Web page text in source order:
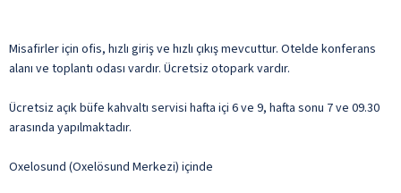
Misafirler için ofis, hızlı giriş ve hızlı çıkış mevcuttur. Otelde konferans
alanı ve toplantı odası vardır. Ücretsiz otopark vardır.
Ücretsiz açık büfe kahvaltı servisi hafta içi 6 ve 9, hafta sonu 7 ve 09.30
arasında yapılmaktadır.
Oxelosund (Oxelösund Merkezi) içinde